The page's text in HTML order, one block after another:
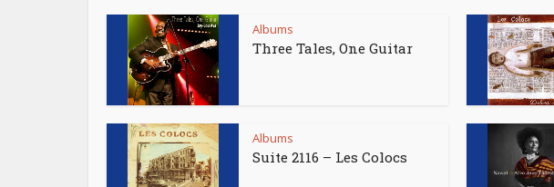
Albums
Three Tales, One Guitar
Albums
Suite 2116 – Les Colocs